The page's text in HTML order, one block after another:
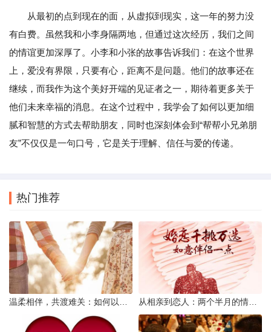
从最初的点到现在的面，从虚拟到现实，这一年的努力没
有白费。虽然我和小李身隔两地，但通过这次经历，我们之间
的情谊更加深厚了。小李和小张的故事告诉我们：在这个世界
上，爱没有界限，只要有心，距离不是问题。他们的故事还在
继续，而我作为这个美好开端的见证者之一，期待着更多关于
他们未来幸福的消息。在这个过程中，我学会了如何以更加细
腻和智慧的方式去帮助朋友，同时也深刻体会到“帮帮小兄弟朋
友”不仅仅是一句口号，它是关于理解、信任与爱的传递。
热门推荐